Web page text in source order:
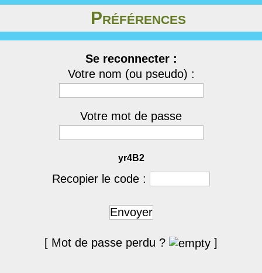
Préférences
Se reconnecter :
Votre nom (ou pseudo) :
Votre mot de passe
yr4B2
Recopier le code :
Envoyer
[ Mot de passe perdu ? ]